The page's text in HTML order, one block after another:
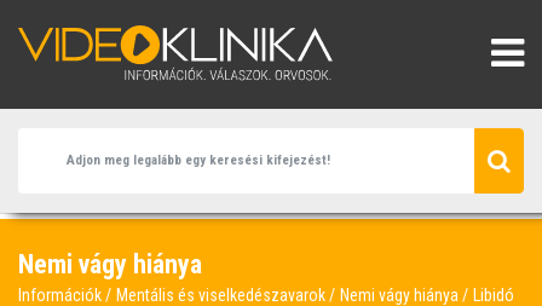
Nemi vágy hiánya
Információk Mentális és viselkedészavarok Nemi vágy hiánya Libidó